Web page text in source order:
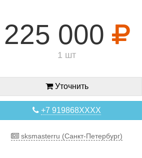
225 000
1 шт
Уточнить
+7 919868XXXX
sksmasterru (Санкт-Петербург)